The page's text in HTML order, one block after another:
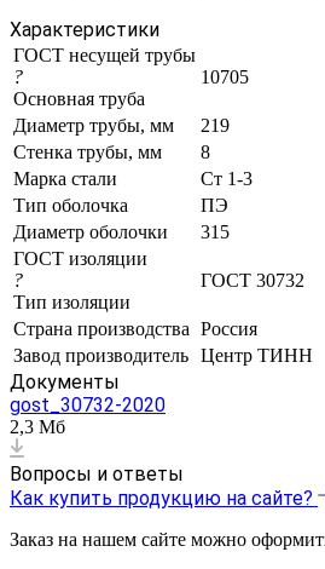
Характеристики
ГОСТ несущей трубы
?
Основная труба
10705
Диаметр трубы, мм
219
Стенка трубы, мм
8
Марка стали
Ст 1-3
Тип оболочка
ПЭ
Диаметр оболочки
315
ГОСТ изоляции
?
Тип изоляции
ГОСТ 30732
Страна производства Россия
Завод производитель Центр ТИНН
Документы
gost_30732-2020
2,3 Мб
Вопросы и ответы
Как купить продукцию на сайте?
Заказ на нашем сайте можно